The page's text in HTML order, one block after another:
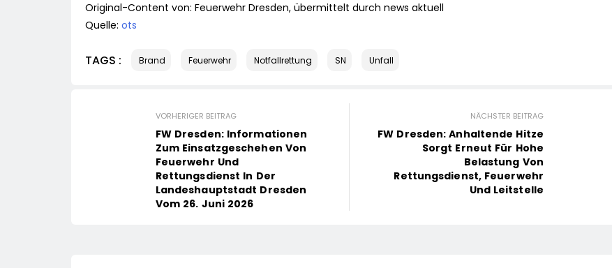
Original-Content von: Feuerwehr Dresden, übermittelt durch news aktuell
Quelle: ots
TAGS : Brand Feuerwehr Notfallrettung SN Unfall
VORHERIGER BEITRAG
FW Dresden: Informationen
Zum Einsatzgeschehen Von
Feuerwehr Und
Rettungsdienst In Der
Landeshauptstadt Dresden
Vom 26. Juni 2026
NÄCHSTER BEITRAG
FW Dresden: Anhaltende Hitze
Sorgt Erneut Für Hohe
Belastung Von
Rettungsdienst, Feuerwehr
Und Leitstelle